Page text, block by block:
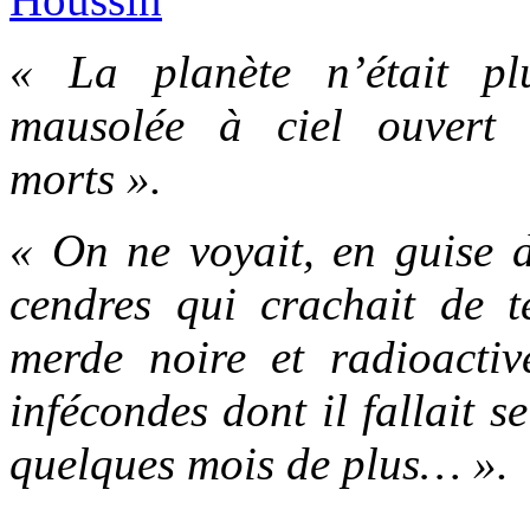
« La planète n’était
mausolée à ciel
morts ».
« On ne voyait, en guise
cendres qui crachait de
merde noire et
infécondes dont il fallait
quelques mois de plus… ».